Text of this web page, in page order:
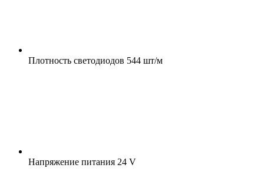
Плотность светодиодов 544 шт/м
Напряжение питания 24 V